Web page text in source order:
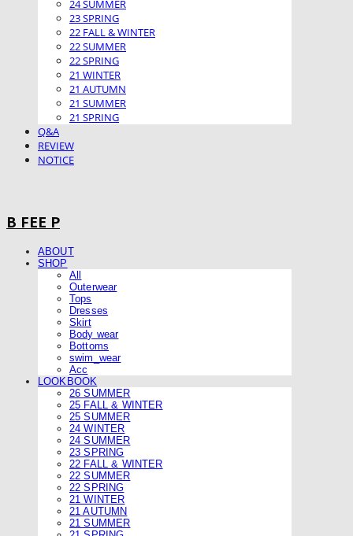
24 SUMMER
23 SPRING
22 FALL & WINTER
22 SUMMER
22 SPRING
21 WINTER
21 AUTUMN
21 SUMMER
21 SPRING
Q&A
REVIEW
NOTICE
B FEE P
ABOUT
SHOP
All
Outerwear
Tops
Dresses
Skirt
Body wear
Bottoms
swim_wear
Acc
LOOKBOOK
26 SUMMER
25 FALL & WINTER
25 SUMMER
24 WINTER
24 SUMMER
23 SPRING
22 FALL & WINTER
22 SUMMER
22 SPRING
21 WINTER
21 AUTUMN
21 SUMMER